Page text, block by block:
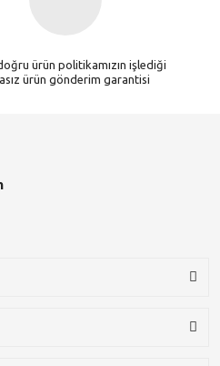
ürün politikamızın işlediği
ürün gönderim garantisi